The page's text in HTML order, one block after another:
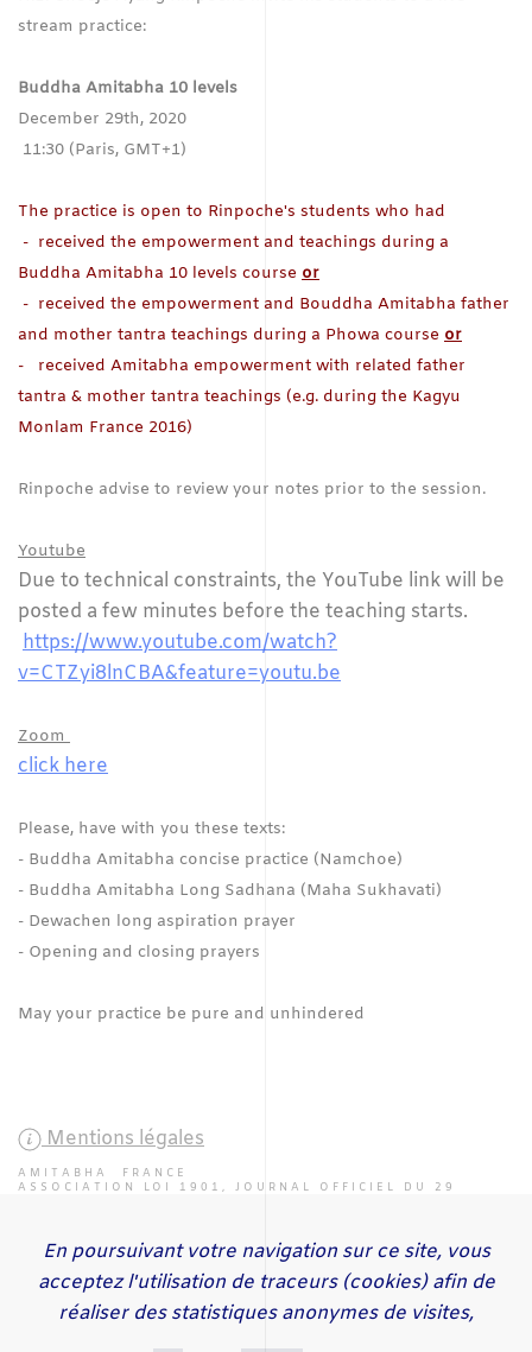
En poursuivant votre navigation sur ce site, vous
acceptez l'utilisation de traceurs (cookies) afin de
réaliser des statistiques anonymes de visites,
stream practice:
Buddha Amitabha 10 levels
December 29th, 2020
11:30 (Paris, GMT+1)
The practice is open to Rinpoche's students who had
- received the empowerment and teachings during a
Buddha Amitabha 10 levels course or
- received the empowerment and Bouddha Amitabha father
and mother tantra teachings during a Phowa course or
- received Amitabha empowerment with related father
tantra & mother tantra teachings (e.g. during the Kagyu
Monlam France 2016)
Rinpoche advise to review your notes prior to the session.
Youtube
Due to technical constraints, the YouTube link will be
posted a few minutes before the teaching starts.
https://www.youtube.com/watch?
v=CTZyi8lnCBA&feature=youtu.be
Zoom
click here
Please, have with you these texts:
- Buddha Amitabha concise practice (​Namchoe)
- Buddha Amitabha Long Sadhana (Maha Sukhavati)
- Dewachen long aspiration prayer
- Opening and closing prayers
May your practice be pure and unhindered
Mentions légales
AMITABHA FRANCE
ASSOCIATION LOI 1901, JOURNAL OFFICIEL DU 29
ACTUALITÉS ÉVÉNEMENTS PROJETS
CENTRES
PRATIQUES
CONTACT
SE GALO RINPOCHE
SE AYANG RINPOCHE